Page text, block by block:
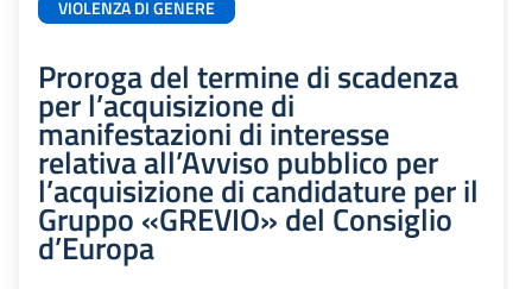
VIOLENZA DI GENERE
Proroga del termine di scadenza
per l’acquisizione di
manifestazioni di interesse
relativa all’Avviso pubblico per
l’acquisizione di candidature per il
Gruppo «GREVIO» del Consiglio
d’Europa